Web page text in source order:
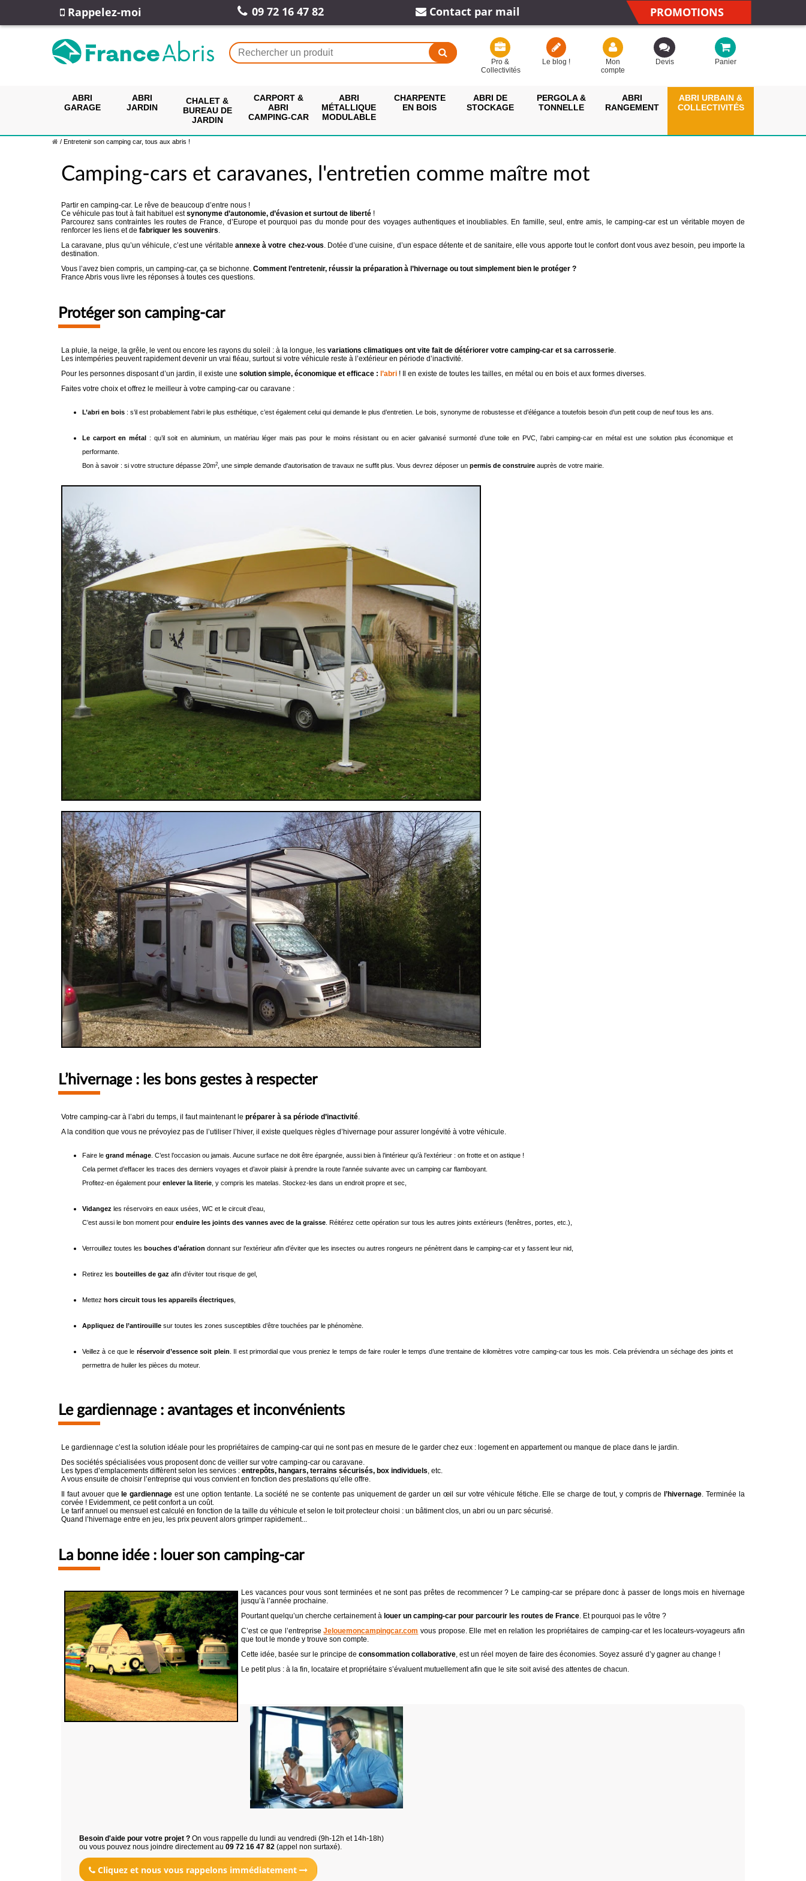
Rappelez-moi 09 72 16 47 82 Contact par mail PROMOTIONS
Pro &
Collectivités
Le blog !
Mon
compte
Devis Panier
ABRI
GARAGE
ABRI
JARDIN
CHALET &
BUREAU DE
JARDIN
CARPORT &
ABRI
CAMPING-CAR
ABRI
MÉTALLIQUE
MODULABLE
CHARPENTE
EN BOIS
ABRI DE
STOCKAGE
PERGOLA &
TONNELLE
ABRI
RANGEMENT
ABRI URBAIN &
COLLECTIVITÉS
/ Entretenir son camping car, tous aux abris !
Camping-cars et caravanes, l'entretien comme maître mot
Partir en camping-car. Le rêve de beaucoup d’entre nous !
Ce véhicule pas tout à fait habituel estsynonyme d’autonomie, d’évasion et surtout de liberté !
Parcourez sans contraintes les routes de France, d’Europe et pourquoi pas du monde pour des voyages authentiques et inoubliables. En famille, seul, entre amis, le camping-car est un véritable moyen de
renforcer les liens et de fabriquer les souvenirs.
La caravane, plus qu’un véhicule, c’est une véritable annexe à votre chez-vous. Dotée d’une cuisine, d’un espace détente et de sanitaire, elle vous apporte tout le confort dont vous avez besoin, peu importe la
destination.
Vous l’avez bien compris, un camping-car, ça se bichonne. Comment l’entretenir, réussir la préparation à l’hivernage ou tout simplement bien le protéger ?
France Abris vous livre les réponses à toutes ces questions.
Protéger son camping-car
La pluie, la neige, la grêle, le vent ou encore les rayons du soleil : à la longue, les variations climatiques ont vite fait de détériorer votre camping-car et sa carrosserie.
Les intempéries peuvent rapidement devenir un vrai fléau, surtout si votre véhicule reste à l’extérieur en période d’inactivité.
Pour les personnes disposant d’un jardin, il existe une solution simple, économique et efficace : l’abri ! Il en existe de toutes les tailles, en métal ou en bois et aux formes diverses.
Faites votre choix et offrez le meilleur à votre camping-car ou caravane :
L’abri en bois : s’il est probablement l’abri le plus esthétique, c’est également celui qui demande le plus d’entretien. Le bois, synonyme de robustesse et d’élégance a toutefois besoin d’un petit coup de neuf tous les ans.
Le carport en métal : qu’il soit en aluminium, un matériau léger mais pas pour le moins résistant ou en acier galvanisé surmonté d’une toile en PVC, l’abri camping-car en métal est une solution plus économique et
performante.
Bon à savoir : si votre structure dépasse 20m2 , une simple demande d'autorisation de travaux ne suffit plus. Vous devrez déposer un permis de construire auprès de votre mairie.
L’hivernage : les bons gestes à respecter
Votre camping-car à l’abri du temps, il faut maintenant le préparer à sa période d’inactivité.
A la condition que vous ne prévoyiez pas de l’utiliser l’hiver, il existe quelques règles d’hivernage pour assurer longévité à votre véhicule.
Faire le grand ménage . C’est l’occasion ou jamais. Aucune surface ne doit être épargnée, aussi bien à l’intérieur qu’à l’extérieur : on frotte et on astique !
Cela permet d’effacer les traces des derniers voyages et d’avoir plaisir à prendre la route l’année suivante avec un camping car flamboyant.
Profitez-en également pour enlever la literie , y compris les matelas. Stockez-les dans un endroit propre et sec,
Vidangez les réservoirs en eaux usées, WC et le circuit d’eau,
C’est aussi le bon moment pour enduire les joints des vannes avec de la graisse . Réitérez cette opération sur tous les autres joints extérieurs (fenêtres, portes, etc.),
Verrouillez toutes les bouches d’aération donnant sur l’extérieur afin d’éviter que les insectes ou autres rongeurs ne pénètrent dans le camping-car et y fassent leur nid,
Retirez les bouteilles de gaz afin d’éviter tout risque de gel,
Mettez hors circuit tous les appareils électriques
Appliquez de l’antirouille sur toutes les zones susceptibles d’être touchées par le phénomène.
Veillez à ce que le réservoir d’essence soit plein . Il est primordial que vous preniez le temps de faire rouler le temps d’une trentaine de kilomètres votre camping-car tous les mois. Cela préviendra un séchage des joints et
permettra de huiler les pièces du moteur.
Le gardiennage : avantages et inconvénients
Le gardiennage c’est la solution idéale pour les propriétaires de camping-car qui ne sont pas en mesure de le garder chez eux : logement en appartement ou manque de place dans le jardin.
Des sociétés spécialisées vous proposent donc de veiller sur votre camping-car ou caravane.
Les types d’emplacements diffèrent selon les services : entrepôts, hangars, terrains sécurisés, box individuels, etc.
A vous ensuite de choisir l’entreprise qui vous convient en fonction des prestations qu’elle offre.
Il faut avouer que le gardiennage est une option tentante. La société ne se contente pas uniquement de garder un œil sur votre véhicule fétiche. Elle se charge de tout, y compris de l’hivernage. Terminée la
corvée ! Evidemment, ce petit confort a un coût.
Le tarif annuel ou mensuel est calculé en fonction de la taille du véhicule et selon le toit protecteur choisi : un bâtiment clos, un abri ou un parc sécurisé.
Quand l’hivernage entre en jeu, les prix peuvent alors grimper rapidement...
La bonne idée : louer son camping-car
Les vacances pour vous sont terminées et ne sont pas prêtes de recommencer ? Le camping-car se prépare donc à passer de longs mois en hivernage
jusqu’à l’année prochaine.
Pourtant quelqu’un cherche certainement à louer un camping-car pour parcourir les routes de France. Et pourquoi pas le vôtre ?
C’est ce que l’entrepriseJelouemoncampingcar.com vous propose. Elle met en relation les propriétaires de camping-car et les locateurs-voyageurs afin
que tout le monde y trouve son compte.
Cette idée, basée sur le principe de consommation collaborative, est un réel moyen de faire des économies. Soyez assuré d’y gagner au change !
Le petit plus : à la fin, locataire et propriétaire s’évaluent mutuellement afin que le site soit avisé des attentes de chacun.
Besoin d'aide pour votre projet ? On vous rappelle du lundi au vendredi (9h-12h et 14h-18h)
ou vous pouvez nous joindre directement au 09 72 16 47 82 (appel non surtaxé).
Cliquez et nous vous rappelons immédiatement